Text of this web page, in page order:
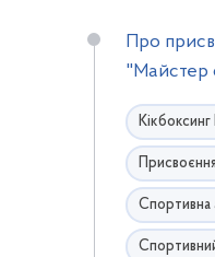
Про
"Майстер
Спортивна